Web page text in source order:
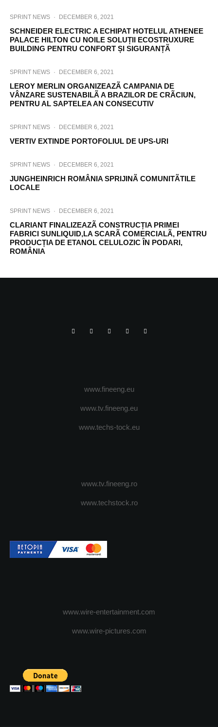
SPRINT NEWS · DECEMBER 6, 2021
SCHNEIDER ELECTRIC A ECHIPAT HOTELUL ATHENEE
PALACE HILTON CU NOILE SOLUȚII ECOSTRUXURE
BUILDING PENTRU CONFORT ȘI SIGURANȚÃ
SPRINT NEWS · DECEMBER 6, 2021
LEROY MERLIN ORGANIZEAZÃ CAMPANIA DE
VÂNZARE SUSTENABILÃ A BRAZILOR DE CRÃCIUN,
PENTRU AL SAPTELEA AN CONSECUTIV
SPRINT NEWS · DECEMBER 6, 2021
VERTIV EXTINDE PORTOFOLIUL DE UPS-URI
SPRINT NEWS · DECEMBER 6, 2021
JUNGHEINRICH ROMÂNIA SPRIJINÃ COMUNITÃTILE
LOCALE
SPRINT NEWS · DECEMBER 6, 2021
CLARIANT FINALIZEAZÃ CONSTRUCȚIA PRIMEI
FABRICI SUNLIQUID,LA SCARÃ COMERCIALÃ, PENTRU
PRODUCȚIA DE ETANOL CELULOZIC ÎN PODARI,
ROMÂNIA
www.fineeng.eu
www.tv.fineeng.eu
www.techs-tock.eu
www.tv.fineeng.ro
www.techstock.ro
www.wire-entertainment.com
www.wire-pictures.com